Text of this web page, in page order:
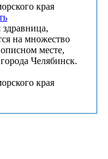
на множество
месте,
Челябинск.